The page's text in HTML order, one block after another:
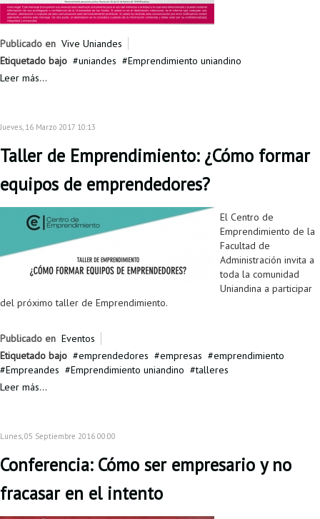
Publicado en Vive Uniandes
Etiquetado bajo
uniandes
Emprendimiento uniandino
Leer más...
Jueves, 16 Marzo 2017 10:13
Taller de Emprendimiento: ¿Cómo formar
equipos de emprendedores?
El Centro de
Emprendimiento de la
Facultad de
Administración invita a
toda la comunidad
Uniandina a participar
del próximo taller de Emprendimiento.
Publicado en Eventos
Etiquetado bajo
emprendedores empresas
emprendimiento
Empreandes
Emprendimiento uniandino
talleres
Leer más...
Lunes, 05 Septiembre 2016 00:00
Conferencia: Cómo ser empresario y no
fracasar en el intento
Proyecto de grado
Reingreso
Reintegro
Transferencia
Tarifas
Grado